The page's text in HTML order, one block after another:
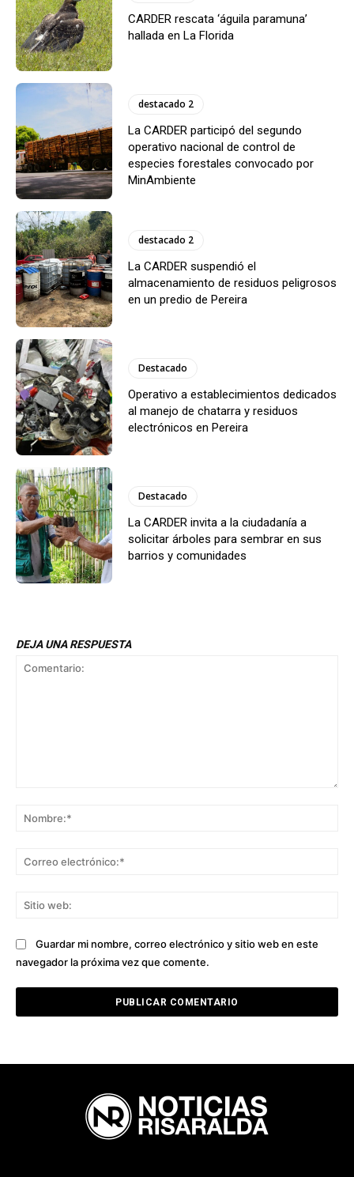
CARDER rescata ‘águila paramuna’
hallada en La Florida
destacado 2
La CARDER participó del segundo
operativo nacional de control de
especies forestales convocado por
MinAmbiente
destacado 2
La CARDER suspendió el
almacenamiento de residuos peligrosos
en un predio de Pereira
Destacado
Operativo a establecimientos dedicados
al manejo de chatarra y residuos
electrónicos en Pereira
Destacado
La CARDER invita a la ciudadanía a
solicitar árboles para sembrar en sus
barrios y comunidades
DEJA UNA RESPUESTA
Guardar mi nombre, correo electrónico y sitio web en este
navegador la próxima vez que comente.